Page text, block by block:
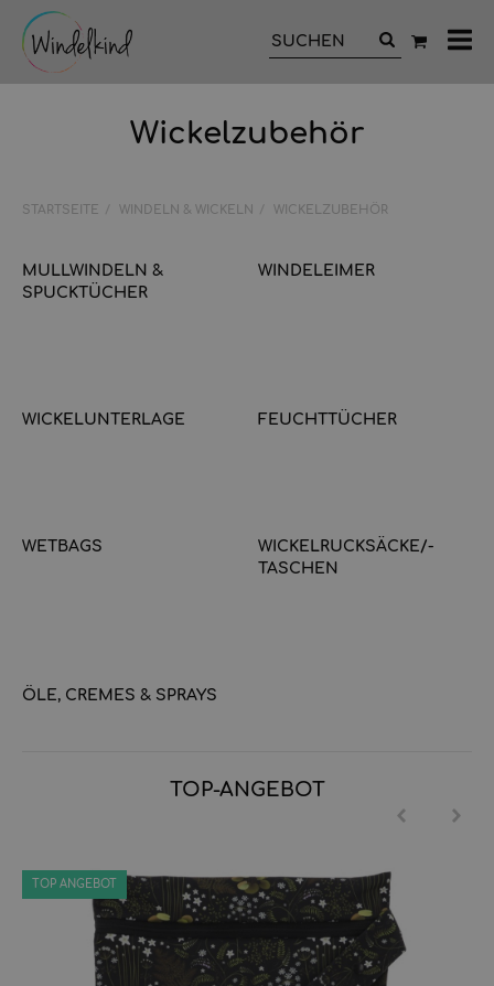
Wickelzubehör
STARTSEITE WINDELN & WICKELN WICKELZUBEHÖR
MULLWINDELN &
SPUCKTÜCHER
WINDELEIMER
WICKELUNTERLAGE FEUCHTTÜCHER
WETBAGS
WICKELRUCKSÄCKE/-
TASCHEN
ÖLE, CREMES & SPRAYS
TOP-ANGEBOT
TOP ANGEBOT